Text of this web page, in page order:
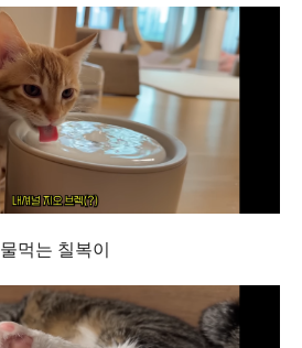
물먹는 칠복이